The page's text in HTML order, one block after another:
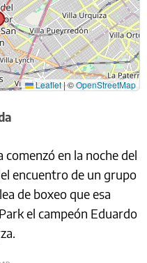
Leaflet |©OpenStreetMap
en la noche del
encuentro de un grupo
de boxeo que esa
el campeón Eduardo